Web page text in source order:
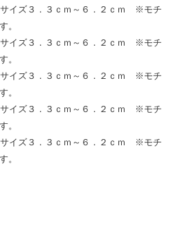
イズ３．３ｃｍ～６．２ｃｍ ※モチ
。
イズ３．３ｃｍ～６．２ｃｍ ※モチ
。
イズ３．３ｃｍ～６．２ｃｍ ※モチ
。
イズ３．３ｃｍ～６．２ｃｍ ※モチ
。
イズ３．３ｃｍ～６．２ｃｍ ※モチ
。